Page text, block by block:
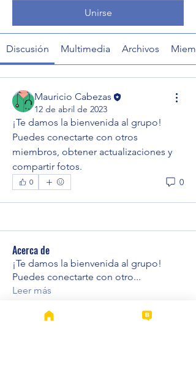
Unirse
Discusión Multimedia Archivos
Mauricio Cabezas
12 de abril de 2023
¡Te damos la bienvenida al grupo!
Puedes conectarte con otros
miembros, obtener actualizaciones y
compartir fotos.
0 0
Acerca de
¡Te damos la bienvenida al grupo!
Puedes conectarte con otro...
Leer más